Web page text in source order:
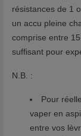
résistances de 1
un accu pleine
comprise entre
suffisant pour
N.B. :
Pour
vaper en
entre vos